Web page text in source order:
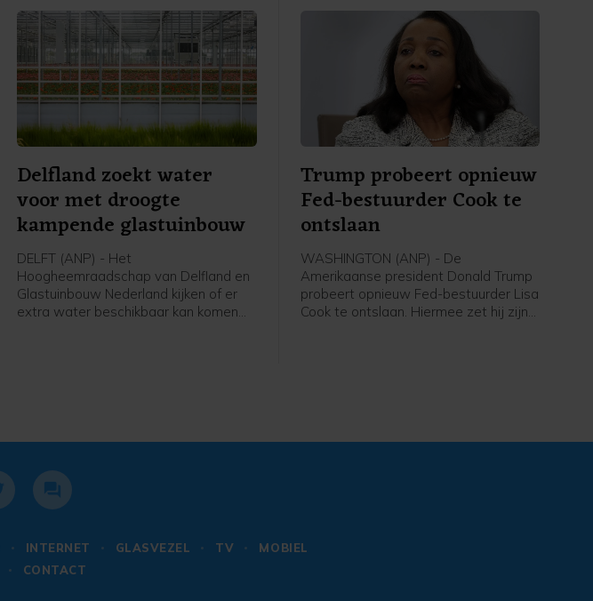
rechter. Zo'n surseance is vaak een
voorbode voor een bankroet.
Delfland zoekt water
voor met droogte
kampende glastuinbouw
DELFT (ANP) - Het
Hoogheemraadschap van Delfland en
Glastuinbouw Nederland kijken of er
extra water beschikbaar kan komen
Trump probeert opnieuw
Fed-bestuurder Cook te
ontslaan
WASHINGTON (ANP) - De
Amerikaanse president Donald Trump
probeert opnieuw Fed-bestuurder Lisa
Cook te ontslaan. Hiermee zet hij zijn
INTERNET GLASVEZEL TV
MOBIEL
CONTACT